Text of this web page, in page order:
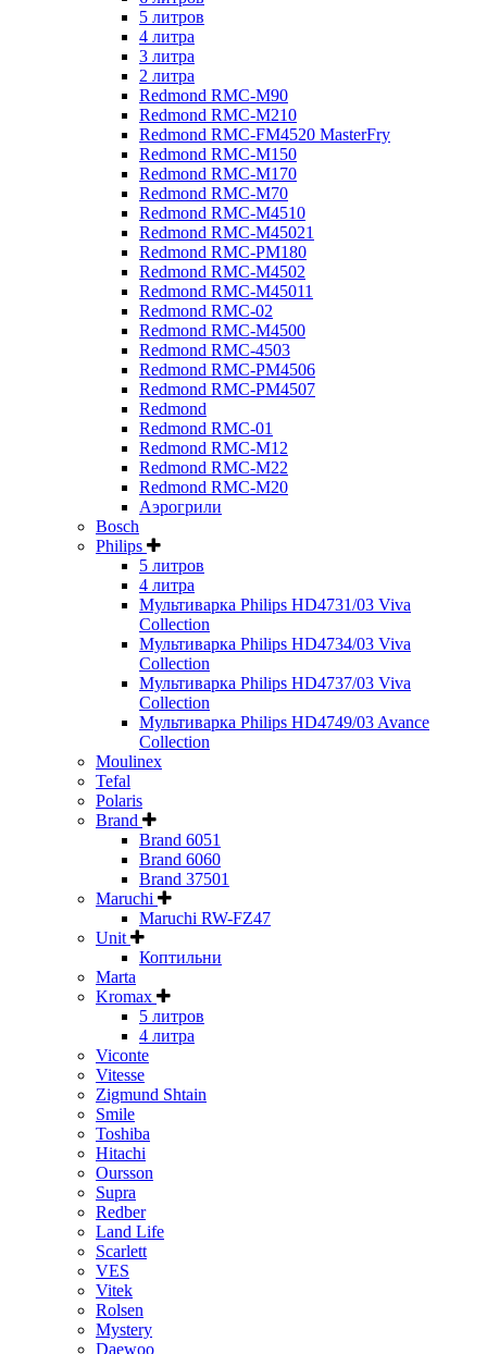
5 литров
4 литра
3 литра
2 литра
Redmond RMC-M90
Redmond RMC-M210
Redmond RMC-FM4520 MasterFry
Redmond RMC-M150
Redmond RMC-M170
Redmond RMC-M70
Redmond RMC-M4510
Redmond RMC-M45021
Redmond RMC-PM180
Redmond RMC-M4502
Redmond RMC-M45011
Redmond RMC-02
Redmond RMC-M4500
Redmond RMC-4503
Redmond RMC-PM4506
Redmond RMC-PM4507
Redmond
Redmond RMC-01
Redmond RMC-M12
Redmond RMC-M22
Redmond RMC-M20
Аэрогрили
Bosch
Philips
5 литров
4 литра
Мультиварка Philips HD4731/03 Viva
Collection
Мультиварка Philips HD4734/03 Viva
Collection
Мультиварка Philips HD4737/03 Viva
Collection
Мультиварка Philips HD4749/03 Avance
Collection
Moulinex
Tefal
Polaris
Brand
Brand 6051
Brand 6060
Brand 37501
Maruchi
Maruchi RW-FZ47
Unit
Коптильни
Marta
Kromax
5 литров
4 литра
Viconte
Vitesse
Zigmund Shtain
Smile
Toshiba
Hitachi
Oursson
Supra
Redber
Land Life
Scarlett
VES
Vitek
Rolsen
Mystery
Daewoo